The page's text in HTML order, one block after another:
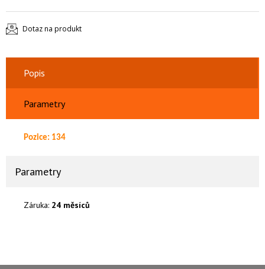
Dotaz na produkt
Popis
Parametry
Pozice: 134
Parametry
Záruka: 24 měsíců